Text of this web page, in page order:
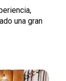
una gran